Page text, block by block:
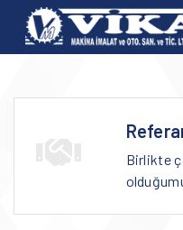
Birlikte